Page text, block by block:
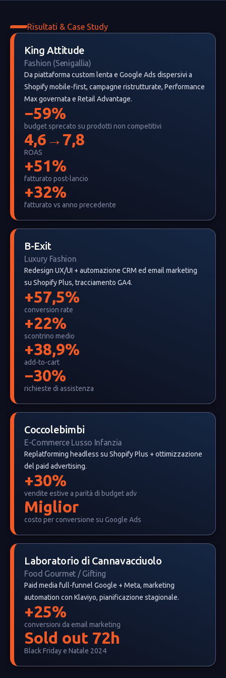
Risultati & Case Study
King Attitude
Fashion (Senigallia)
Da piattaforma custom lenta e Google Ads dispersivi a
Shopify mobile-first, campagne ristrutturate, Performance
Max governata e Retail Advantage.
−59%
budget sprecato su prodotti non competitivi
4,6→7,8
ROAS
+51%
fatturato post-lancio
+32%
fatturato vs anno precedente
B-Exit
Luxury Fashion
Redesign UX/UI + automazione CRM ed email marketing
su Shopify Plus, tracciamento GA4.
+57,5%
conversion rate
+22%
scontrino medio
+38,9%
add-to-cart
−30%
richieste di assistenza
Coccolebimbi
E-Commerce Lusso Infanzia
Replatforming headless su Shopify Plus + ottimizzazione
del paid advertising.
+30%
vendite estive a parità di budget adv
Miglior
costo per conversione su Google Ads
Laboratorio di Cannavacciuolo
Food Gourmet / Gifting
Paid media full-funnel Google + Meta, marketing
automation con Klaviyo, pianificazione stagionale.
+25%
conversioni da email marketing
Sold out 72h
Black Friday e Natale 2024